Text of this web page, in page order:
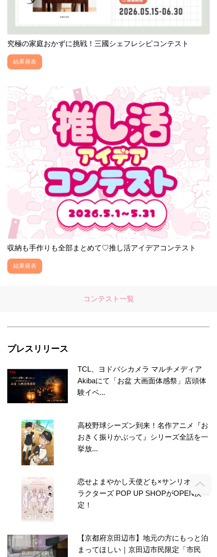
究極の家庭おかずに挑戦！三國シェフレシピコンテスト
結果発表
収納も手作りも全部まとめて♡推し活アイデアコンテスト
結果発表
コンテスト一覧
プレスリリース
TCL、ヨドバシカメラ マルチメディア
Akibaにて「お盆 大画面体感祭」店頭体
験イベ...
高校野球シーズン到来！名作アニメ『お
おきく振りかぶって』シリーズ全話を一
挙放...
恋せよまやかし天使ども×サンリオキャ
ラクターズ POP UP SHOPがOPEN決
定！
【京都府京田辺市】地元の方にもっと泊
まってほしい｜京田辺市民限定「市民